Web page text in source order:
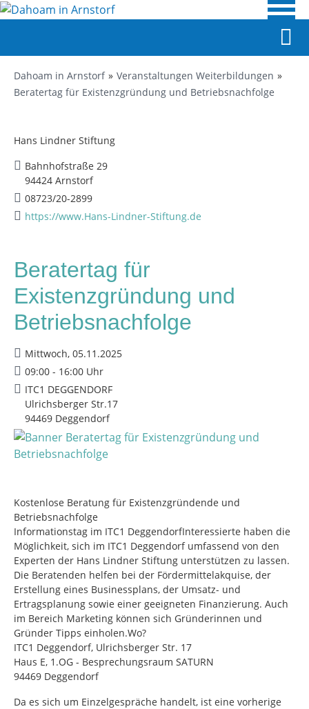
Dahoam in Arnstorf
Veranstaltungen Weiterbildungen
Beratertag für Existenzgründung und Betriebsnachfolge
Hans Lindner Stiftung
Bahnhofstraße 29
94424 Arnstorf
08723/20-2899
https://www.Hans-Lindner-Stiftung.de
Beratertag für
Existenzgründung und
Betriebsnachfolge
Mittwoch, 05.11.2025
09:00 - 16:00 Uhr
ITC1 DEGGENDORF
Ulrichsberger Str.17
94469 Deggendorf
Kostenlose Beratung für Existenzgründende und
Betriebsnachfolge
Informationstag im ITC1 DeggendorfInteressierte haben die
Möglichkeit, sich im ITC1 Deggendorf umfassend von den
Experten der Hans Lindner Stiftung unterstützen zu lassen.
Die Beratenden helfen bei der Fördermittelakquise, der
Erstellung eines Businessplans, der Umsatz- und
Ertragsplanung sowie einer geeigneten Finanzierung. Auch
im Bereich Marketing können sich Gründerinnen und
Gründer Tipps einholen.Wo?
ITC1 Deggendorf, Ulrichsberger Str. 17
Haus E, 1.OG - Besprechungsraum SATURN
94469 Deggendorf
Da es sich um Einzelgespräche handelt, ist eine vorherige